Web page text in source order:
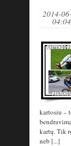
2014-
04:04
kartosiu –
kartų. Tik
neb [...]